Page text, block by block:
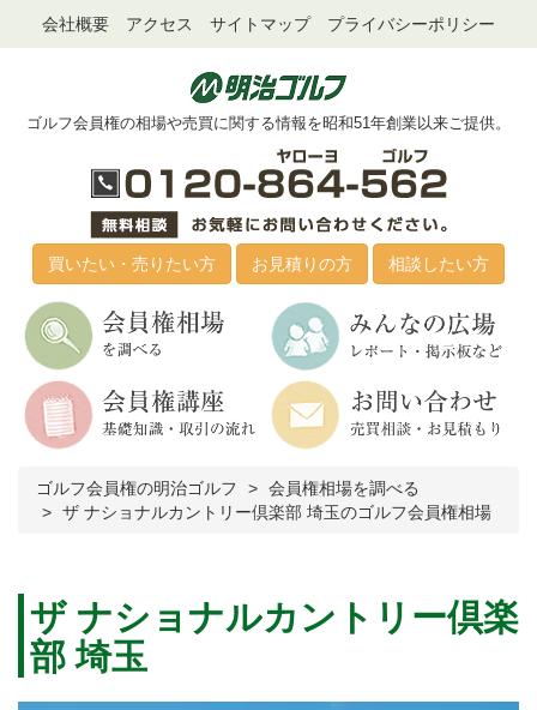
会社概要 アクセス サイトマップ プライバシーポリシー
ゴルフ会員権の相場や売買に関する情報を昭和51年創業以来ご提供。
買いたい・売りたい方 お見積りの方 相談したい方
ゴルフ会員権の明治ゴルフ
会員権相場を調べる
ザ ナショナルカントリー倶楽部 埼玉のゴルフ会員権相場
ザ ナショナルカントリー倶楽
部 埼玉